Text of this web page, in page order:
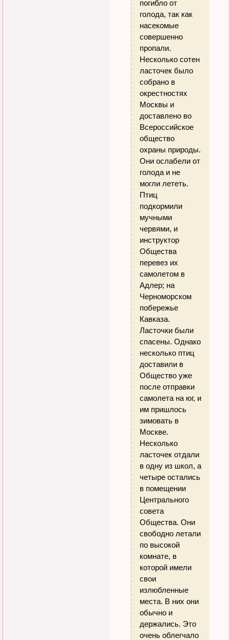
погибло от
голода, так как
насекомые
совершенно
пропали.
Несколько сотен
ласточек было
собрано в
окрестностях
Москвы и
доставлено во
Всероссийское
общество
охраны природы.
Они ослабели от
голода и не
могли лететь.
Птиц
подкормили
мучными
червями, и
инструктор
Общества
перевез их
самолетом в
Адлер; на
Черноморском
побережье
Кавказа.
Ласточки были
спасены. Однако
несколько птиц
доставили в
Общество уже
после отправки
самолета на юг, и
им пришлось
зимовать в
Москве.
Несколько
ласточек отдали
в одну из школ, а
четыре остались
в помещении
Центрального
совета
Общества. Они
свободно летали
по высокой
комнате, в
которой имели
свои
излюбленные
места. В них они
обычно и
держались. Это
очень облегчало